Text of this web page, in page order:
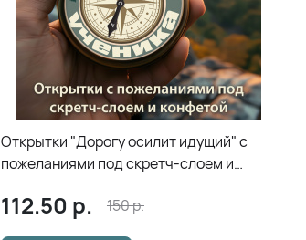
Открытки "Дорогу осилит идущий" с
пожеланиями под скретч-слоем и
112.50 р. 150р.